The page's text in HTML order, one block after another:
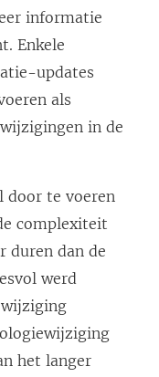
informatie
Enkele
updates
als
in de
door te voeren
complexiteit
duren dan de
werd
het langer